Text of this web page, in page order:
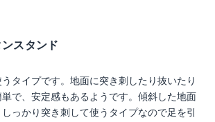
スタンド
タイプです。地面に突き刺したり抜いたり
で、安定感もあるようです。傾斜した地面
っかり突き刺して使うタイプなので足を引